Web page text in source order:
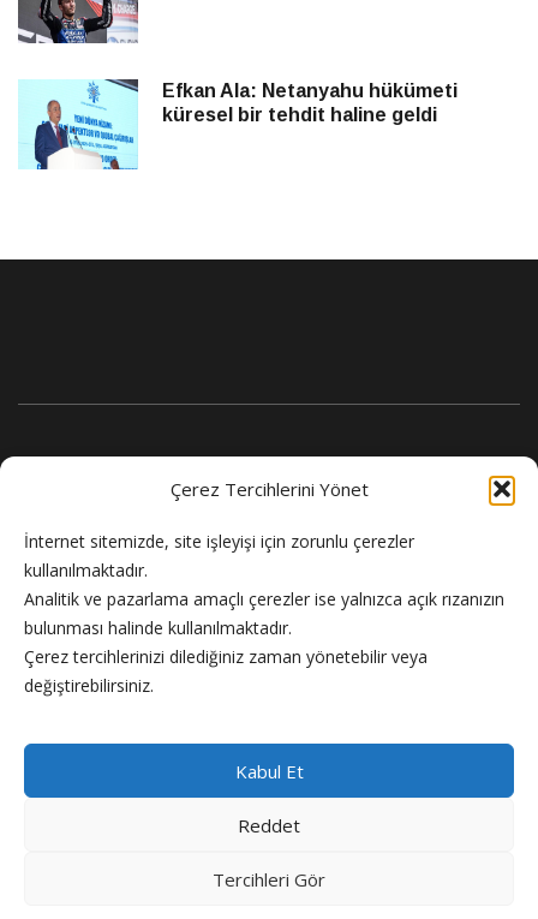
Çerez Tercihlerini Yönet
İnternet sitemizde, site işleyişi için zorunlu çerezler
kullanılmaktadır.
Analitik ve pazarlama amaçlı çerezler ise yalnızca açık rızanızın
bulunması halinde kullanılmaktadır.
Çerez tercihlerinizi dilediğiniz zaman yönetebilir veya
değiştirebilirsiniz.
Kabul Et
Reddet
Tercihleri Gör
Efkan Ala: Netanyahu hükümeti
küresel bir tehdit haline geldi
Flash Haber doğru ve güncel haber sitesi.
Gizlilik Politikası